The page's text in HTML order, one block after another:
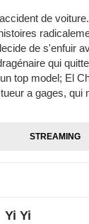
de
de s'enfuir
qui
top model; El
a gages, qui
STREAMING
Yi Yi